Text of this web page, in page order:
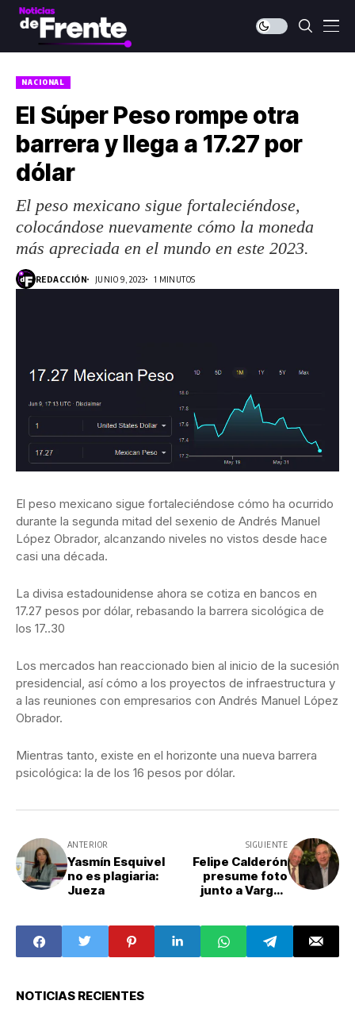
NACIONAL
El Súper Peso rompe otra
barrera y llega a 17.27 por
dólar
El peso mexicano sigue fortaleciéndose,
colocándose nuevamente cómo la moneda
más apreciada en el mundo en este 2023.
REDACCIÓN JUNIO 9, 2023 1 MINUTOS
El peso mexicano sigue fortaleciéndose cómo ha ocurrido
durante la segunda mitad del sexenio de Andrés Manuel
López Obrador, alcanzando niveles no vistos desde hace
casi una década.
La divisa estadounidense ahora se cotiza en bancos en
17.27 pesos por dólar, rebasando la barrera sicológica de
los 17..30
Los mercados han reaccionado bien al inicio de la sucesión
presidencial, así cómo a los proyectos de infraestructura y
a las reuniones con empresarios con Andrés Manuel López
Obrador.
Mientras tanto, existe en el horizonte una nueva barrera
psicológica: la de los 16 pesos por dólar.
ANTERIOR
Yasmín Esquivel
no es plagiaria:
Jueza
SIGUIENTE
Felipe Calderón
presume foto
junto a Vargas
NOTICIAS RECIENTES